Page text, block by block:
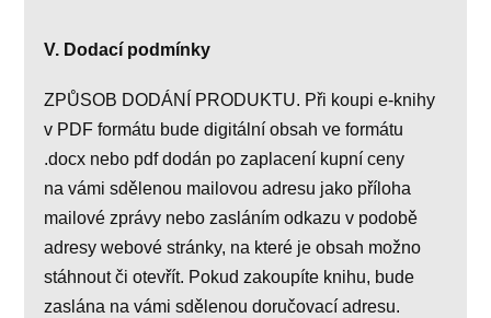
V. Dodací podmínky
ZPŮSOB DODÁNÍ PRODUKTU. Při koupi e-knihy
v PDF formátu bude digitální obsah ve formátu
.docx nebo pdf dodán po zaplacení kupní ceny
na vámi sdělenou mailovou adresu jako příloha
mailové zprávy nebo zasláním odkazu v podobě
adresy webové stránky, na které je obsah možno
stáhnout či otevřít. Pokud zakoupíte knihu, bude
zaslána na vámi sdělenou doručovací adresu.